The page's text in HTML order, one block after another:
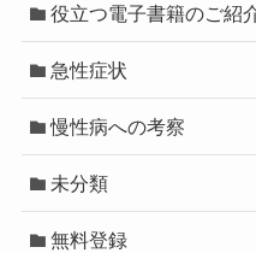
役立つ電子書籍のご紹
急性症状
慢性病への考察
未分類
無料登録